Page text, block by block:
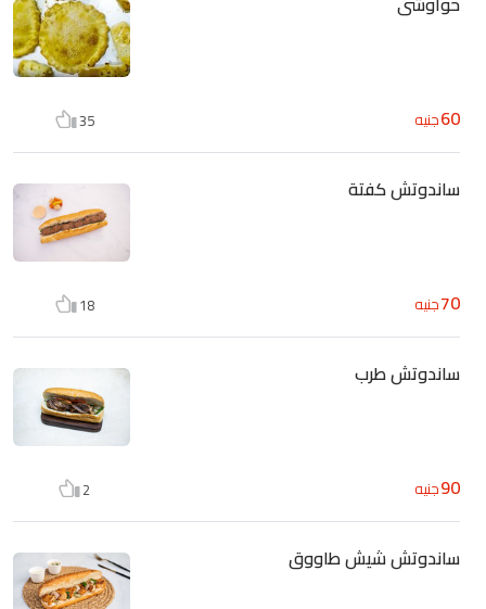
60جنيه 35
ساندوتش كفتة
70جنيه 18
ساندوتش طرب
90جنيه 2
ساندوتش شيش طاووق